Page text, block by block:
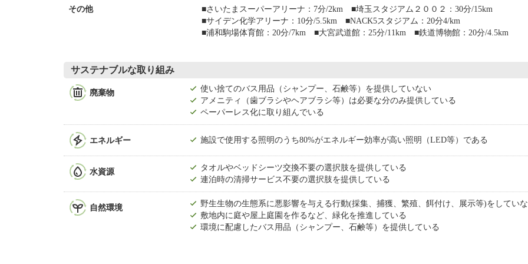
その他
■さいたまスーパーアリーナ：7分/2km ■埼玉スタジアム２００２：30分/15km
■サイデン化学アリーナ：10分/5.5km ■NACK5スタジアム：20分4/km
■浦和駒場体育館：20分/7km ■大宮武道館：25分/11km ■鉄道博物館：20分/4.5km
サステナブルな取り組み
廃棄物
使い捨てのバス用品（シャンプー、石鹸等）を提供していない
アメニティ（歯ブラシやヘアブラシ等）は必要な分のみ提供している
ペーパーレス化に取り組んでいる
エネルギー 施設で使用する照明のうち80%がエネルギー効率が高い照明（LED等）である
水資源
タオルやベッドシーツ交換不要の選択肢を提供している
連泊時の清掃サービス不要の選択肢を提供している
自然環境
野生生物の生態系に悪影響を与える行動(採集、捕獲、繁殖、餌付け、展示等)をしてい
敷地内に庭や屋上庭園を作るなど、緑化を推進している
環境に配慮したバス用品（シャンプー、石鹸等）を提供している